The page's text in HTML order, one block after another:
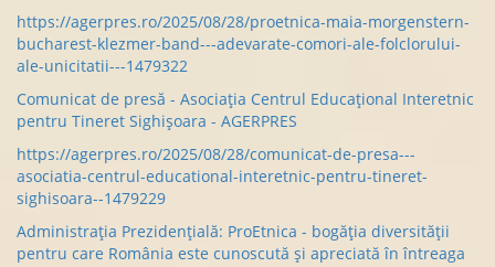
https://agerpres.ro/2025/08/28/proetnica-maia-morgenstern-
bucharest-klezmer-band---adevarate-comori-ale-folclorului-
ale-unicitatii---1479322
Comunicat de presă - Asociația Centrul Educațional Interetnic
pentru Tineret Sighișoara - AGERPRES
https://agerpres.ro/2025/08/28/comunicat-de-presa---
asociatia-centrul-educational-interetnic-pentru-tineret-
sighisoara--1479229
Administrația Prezidențială: ProEtnica - bogăția diversității
pentru care România este cunoscută și apreciată în întreaga